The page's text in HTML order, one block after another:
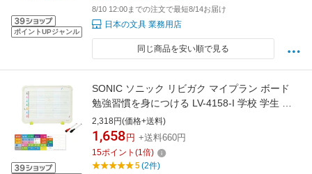
ポイントUPジャンル
8/10 12:00までの注文で最短8/14お届け
日本の文具 業務用店
同じ商品を安い順で見る
SONIC ソニック リビガク マイプラン ボード
勉強習慣を身につける LV-4158-I 学校 学生 子
供 学習 勉強 宿題 リビング
2,318円(価格+送料)
1,658 円 +送料660円
15ポイント (1倍)
5(2件)